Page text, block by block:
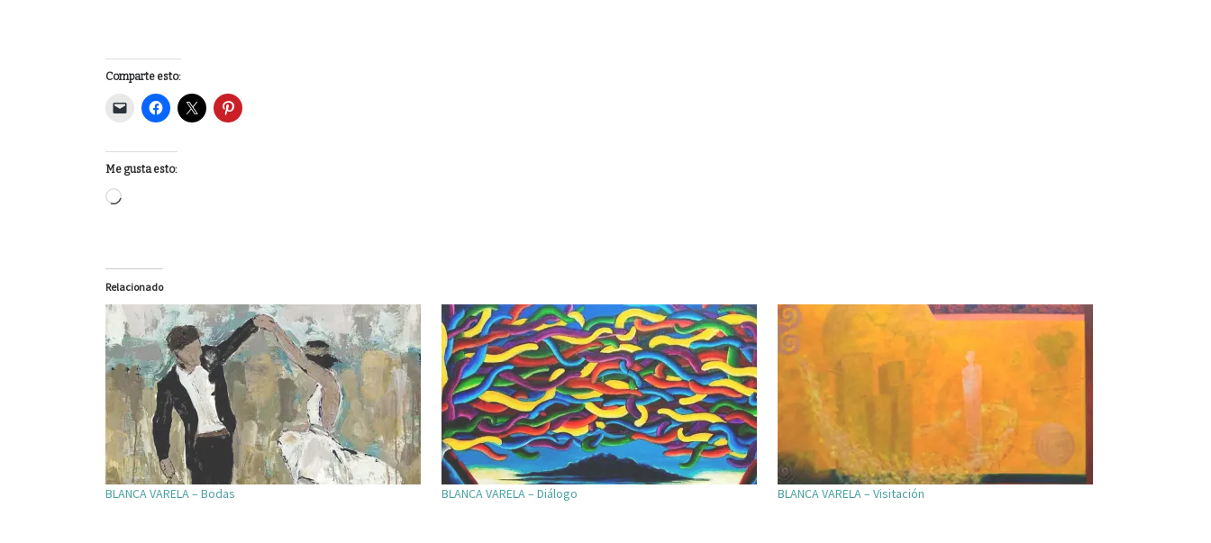
Comparte esto:
Me gusta esto:
Loading…
Relacionado
BLANCA VARELA – Bodas BLANCA VARELA – Diálogo BLANCA VARELA – Visitación